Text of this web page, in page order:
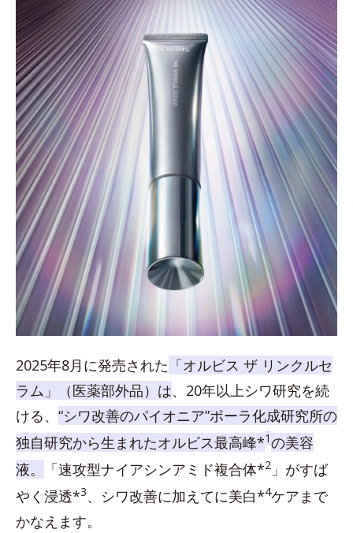
2025年8月に発売された 「オルビス ザ リンクルセ
ラム」（医薬部外品）は、20年以上シワ研究を続
ける、 “シワ改善のパイオニア”ポーラ化成研究所の
独自研究から生まれたオルビス最高峰*1の美容
液。
「速攻型ナイアシンアミド複合体*2 」がすば
やく浸透*3、シワ改善に加えてに美白*4ケアまで
かなえます。